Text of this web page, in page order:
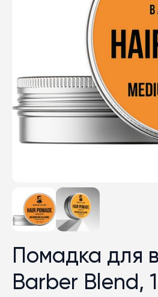
Помадка для
Barber Blend,